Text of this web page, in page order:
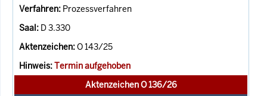
Prozessverfahren
D 3.330
O 143/25
Termin aufgehoben
Aktenzeichen O 136/26